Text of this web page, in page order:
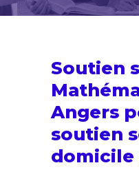
Soutien
Angers
soutien
domicile